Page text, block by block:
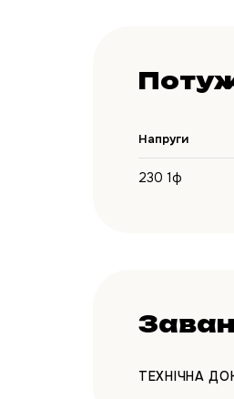
Напруги
230 1ф
ТЕХНІЧНА